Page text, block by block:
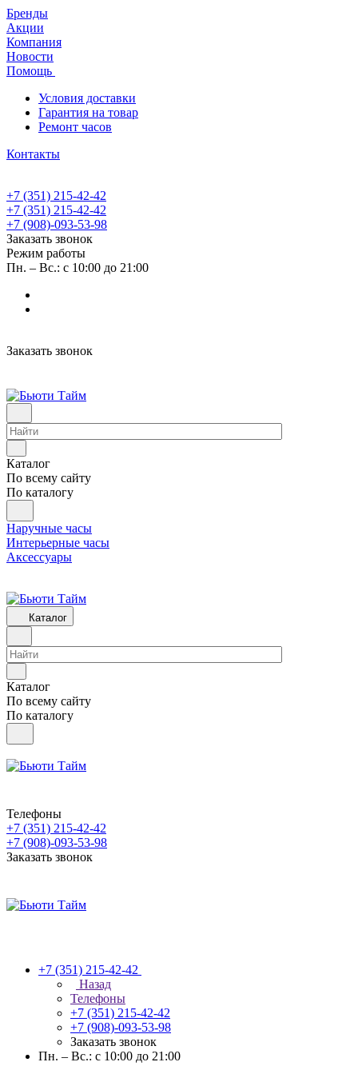
Бренды
Акции
Компания
Новости
Помощь
Условия доставки
Гарантия на товар
Ремонт часов
Контакты
+7 (351) 215-42-42
+7 (351) 215-42-42
+7 (908)-093-53-98
Заказать звонок
Режим работы
Пн. – Вс.: с 10:00 до 21:00
Заказать звонок
Каталог
По всему сайту
По каталогу
Наручные часы
Интерьерные часы
Аксессуары
Каталог
Каталог
По всему сайту
По каталогу
Телефоны
+7 (351) 215-42-42
+7 (908)-093-53-98
Заказать звонок
+7 (351) 215-42-42
Назад
Телефоны
+7 (351) 215-42-42
+7 (908)-093-53-98
Заказать звонок
Пн. – Вс.: с 10:00 до 21:00